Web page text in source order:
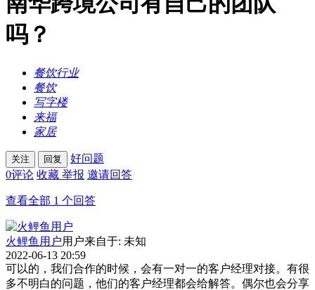
吗？
餐饮行业
餐饮
写字楼
来福
家居
关注 回复
好问题
0评论 收藏 举报 邀请回答
查看全部 1 个回答
火鲤鱼用户用户来自于: 未知
2022-06-13 20:59
可以的，我们合作的时候，会有一对一的客户经理对接。有很
多不明白的问题，他们的客户经理都会给解答。偶尔也会分享